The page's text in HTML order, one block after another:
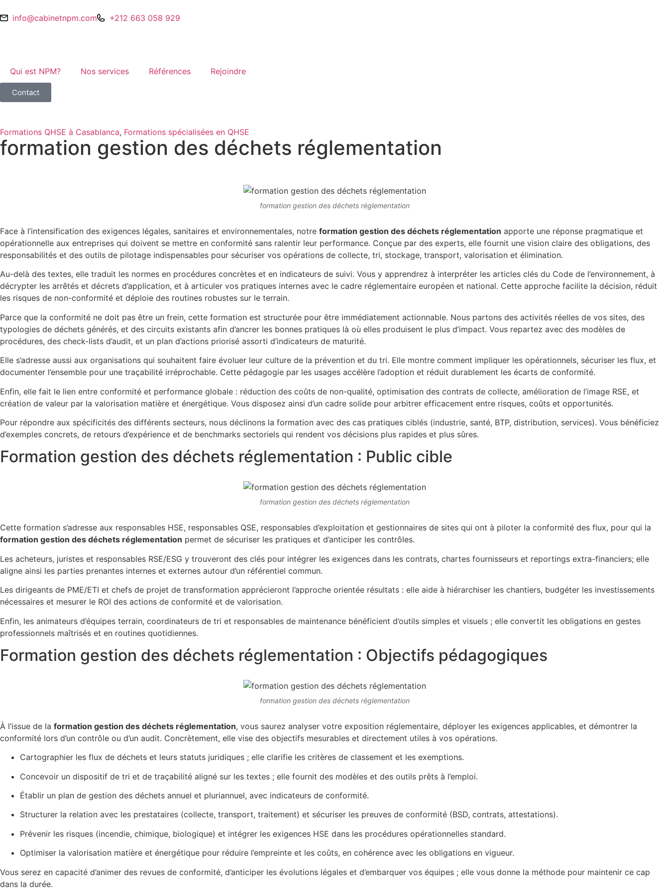
info@cabinetnpm.com +212 663 058 929
Qui est NPM? Nos services Références Rejoindre
Contact
Formations QHSE à Casablanca, ⁠Formations spécialisées en QHSE
formation gestion des déchets réglementation
formation gestion des déchets réglementation
Face à l’intensification des exigences légales, sanitaires et environnementales, notre formation gestion des déchets réglementation apporte une réponse pragmatique et
opérationnelle aux entreprises qui doivent se mettre en conformité sans ralentir leur performance. Conçue par des experts, elle fournit une vision claire des obligations, des
responsabilités et des outils de pilotage indispensables pour sécuriser vos opérations de collecte, tri, stockage, transport, valorisation et élimination.
Au-delà des textes, elle traduit les normes en procédures concrètes et en indicateurs de suivi. Vous y apprendrez à interpréter les articles clés du Code de l’environnement, à
décrypter les arrêtés et décrets d’application, et à articuler vos pratiques internes avec le cadre réglementaire européen et national. Cette approche facilite la décision, réduit
les risques de non-conformité et déploie des routines robustes sur le terrain.
Parce que la conformité ne doit pas être un frein, cette formation est structurée pour être immédiatement actionnable. Nous partons des activités réelles de vos sites, des
typologies de déchets générés, et des circuits existants afin d’ancrer les bonnes pratiques là où elles produisent le plus d’impact. Vous repartez avec des modèles de
procédures, des check-lists d’audit, et un plan d’actions priorisé assorti d’indicateurs de maturité.
Elle s’adresse aussi aux organisations qui souhaitent faire évoluer leur culture de la prévention et du tri. Elle montre comment impliquer les opérationnels, sécuriser les flux, et
documenter l’ensemble pour une traçabilité irréprochable. Cette pédagogie par les usages accélère l’adoption et réduit durablement les écarts de conformité.
Enfin, elle fait le lien entre conformité et performance globale : réduction des coûts de non-qualité, optimisation des contrats de collecte, amélioration de l’image RSE, et
création de valeur par la valorisation matière et énergétique. Vous disposez ainsi d’un cadre solide pour arbitrer efficacement entre risques, coûts et opportunités.
Pour répondre aux spécificités des différents secteurs, nous déclinons la formation avec des cas pratiques ciblés (industrie, santé, BTP, distribution, services). Vous bénéficiez
d’exemples concrets, de retours d’expérience et de benchmarks sectoriels qui rendent vos décisions plus rapides et plus sûres.
Formation gestion des déchets réglementation : Public cible
formation gestion des déchets réglementation
Cette formation s’adresse aux responsables HSE, responsables QSE, responsables d’exploitation et gestionnaires de sites qui ont à piloter la conformité des flux, pour qui la
formation gestion des déchets réglementation permet de sécuriser les pratiques et d’anticiper les contrôles.
Les acheteurs, juristes et responsables RSE/ESG y trouveront des clés pour intégrer les exigences dans les contrats, chartes fournisseurs et reportings extra-financiers; elle
aligne ainsi les parties prenantes internes et externes autour d’un référentiel commun.
Les dirigeants de PME/ETI et chefs de projet de transformation apprécieront l’approche orientée résultats : elle aide à hiérarchiser les chantiers, budgéter les investissements
nécessaires et mesurer le ROI des actions de conformité et de valorisation.
Enfin, les animateurs d’équipes terrain, coordinateurs de tri et responsables de maintenance bénéficient d’outils simples et visuels ; elle convertit les obligations en gestes
professionnels maîtrisés et en routines quotidiennes.
Formation gestion des déchets réglementation : Objectifs pédagogiques
formation gestion des déchets réglementation
À l’issue de la formation gestion des déchets réglementation, vous saurez analyser votre exposition réglementaire, déployer les exigences applicables, et démontrer la
conformité lors d’un contrôle ou d’un audit. Concrètement, elle vise des objectifs mesurables et directement utiles à vos opérations.
Cartographier les flux de déchets et leurs statuts juridiques ; elle clarifie les critères de classement et les exemptions.
Concevoir un dispositif de tri et de traçabilité aligné sur les textes ; elle fournit des modèles et des outils prêts à l’emploi.
Établir un plan de gestion des déchets annuel et pluriannuel, avec indicateurs de conformité.
Structurer la relation avec les prestataires (collecte, transport, traitement) et sécuriser les preuves de conformité (BSD, contrats, attestations).
Prévenir les risques (incendie, chimique, biologique) et intégrer les exigences HSE dans les procédures opérationnelles standard.
Optimiser la valorisation matière et énergétique pour réduire l’empreinte et les coûts, en cohérence avec les obligations en vigueur.
Vous serez en capacité d’animer des revues de conformité, d’anticiper les évolutions légales et d’embarquer vos équipes ; elle vous donne la méthode pour maintenir ce cap
dans la durée.